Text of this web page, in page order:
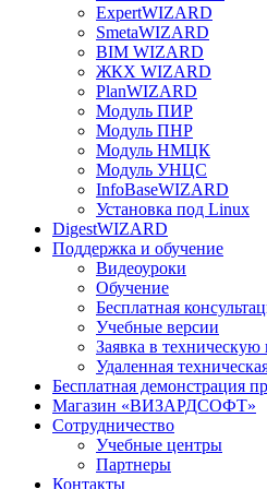
ExpertWIZARD
SmetaWIZARD
BIM WIZARD
ЖКХ WIZARD
PlanWIZARD
Модуль ПИР
Модуль ПНР
Модуль НМЦК
Модуль УНЦС
InfoBaseWIZARD
Установка под Linux
DigestWIZARD
Поддержка и обучение
Видеоуроки
Обучение
Бесплатная
Учебные версии
Заявка в
Удаленная
Бесплатная
Магазин «ВИЗАРДСОФТ»
Сотрудничество
Учебные центры
Партнеры
Контакты